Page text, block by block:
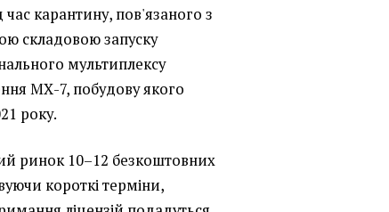
час карантину, пов'язаного з
складовою запуску
мультиплексу
МХ-7, побудову якого
року.
ринок 10–12 безкоштовних
короткі терміни,